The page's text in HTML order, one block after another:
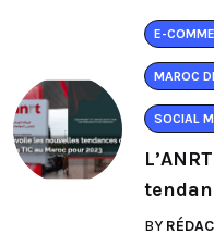
E-
MAROC
SOCIAL
BY